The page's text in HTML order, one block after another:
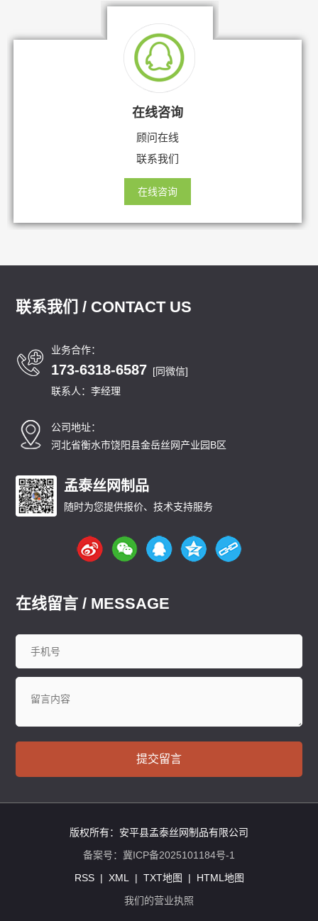
在线咨询
顾问在线
联系我们
在线咨询
联系我们 / CONTACT US
业务合作：
173-6318-6587 [同微信]
联系人：李经理
公司地址：
河北省衡水市饶阳县金岳丝网产业园B区
孟泰丝网制品
随时为您提供报价、技术支持服务
在线留言 / MESSAGE
提交留言
版权所有：安平县孟泰丝网制品有限公司
备案号： 冀ICP备2025101184号-1
RSS| XML | TXT地图 | HTML地图
我们的营业执照